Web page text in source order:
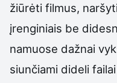
žiūrėti filmus,
įrenginiais be
namuose dažnai
siunčiami dideli